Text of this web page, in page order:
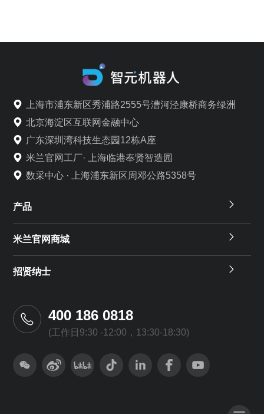
上海市浦东新区秀浦路2555号漕河泾康桥商务绿洲
北京海淀区互联网金融中心
广东深圳湾科技生态园12栋A座
米兰官网工厂· 上海临港奉贤智造园
数采中心 · 上海浦东新区周邓公路5358号
产品
米兰官网商城
招贤纳士
400 186 0818
(工作日9:30 -12:00，13:30-18:30)